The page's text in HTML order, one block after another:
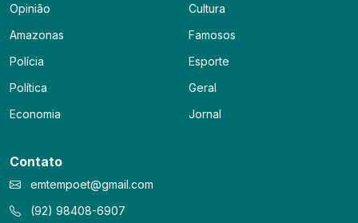
Opinião
Amazonas
Polícia
Política
Economia
Cultura
Famosos
Esporte
Geral
Jornal
Contato
emtempoet@gmail.com
(92) 98408-6907